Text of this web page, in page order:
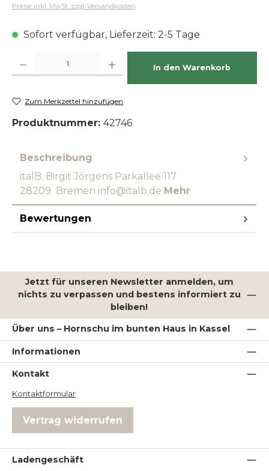
Preise inkl. MwSt. zzgl. Versandkosten
Sofort verfügbar, Lieferzeit: 2-5 Tage
In den Warenkorb
Zum Merkzettel hinzufügen
Produktnummer: 42746
Beschreibung
italB. Birgit Jörgens Parkallee 117
28209 Bremen info@italb.de Mehr
Bewertungen
Jetzt für unseren Newsletter anmelden, um
nichts zu verpassen und bestens informiert zu
bleiben!
Über uns – Hornschu im bunten Haus in Kassel
Informationen
Kontakt
Kontaktformular
Vertrag widerrufen
Ladengeschäft